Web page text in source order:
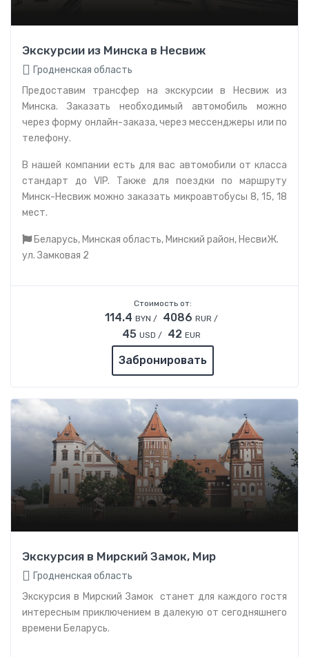
Экскурсии из Минска в Несвиж
Гродненская область
Предоставим трансфер на экскурсии в Несвиж из
Минска. Заказать необходимый автомобиль можно
через форму онлайн-заказа, через мессенджеры или по
телефону.
В нашей компании есть для вас автомобили от класса
стандарт до VIP. Также для поездки по маршруту
Минск-Несвиж можно заказать микроавтобусы 8, 15, 18
мест.
Беларусь, Минская область, Минский район, НесвиЖ.
ул. Замковая 2
Стоимость от:
114.4 BYN / 4086 RUR /
45 USD / 42 EUR
Забронировать
Экскурсия в Мирский Замок, Мир
Гродненская область
Экскурсия в Мирский Замок станет для каждого гостя
интересным приключением в далекую от сегодняшнего
времени Беларусь.